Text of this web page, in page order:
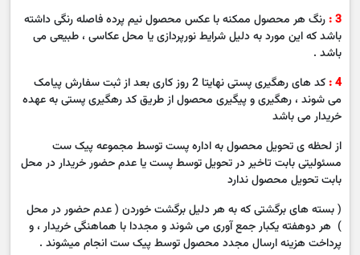
3 : رنگ هر محصول ممکنه با عکس محصول نیم پرده فاصله رنگی داشته
باشد که این مورد به دلیل شرایط نورپردازی یا محل عکاسی ، طبیعی می
باشد .
4 :
کد های رهگیری پستی نهایتا 2 روز کاری بعد از ثبت سفارش پیامک
می شوند ، رهگیری و پیگیری محصول از طریق کد رهگیری پستی به عهده
خریدار می باشد
از لحظه ی تحویل محصول به اداره پست توسط مجموعه پیک ست
مسئولیتی بابت تاخیر در تحویل توسط پست یا عدم حضور خریدار در محل
بابت تحویل محصول ندارد
( بسته های برگشتی که به هر دلیل برگشت خوردن ( عدم حضور در محل
) هر دوهفته یکبار جمع آوری می شوند و مجددا با هماهنگی خریدار ، و
پرداخت هزینه ارسال مجدد محصول توسط پیک ست انجام میشوند .